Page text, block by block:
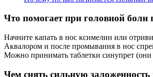
Что помогает при головной боли
Начните капать в нос ксимелин или
Аквалором и после промывания в нос
Можно принимать таблетки синупрет (они
Чем снять сильную заложенность